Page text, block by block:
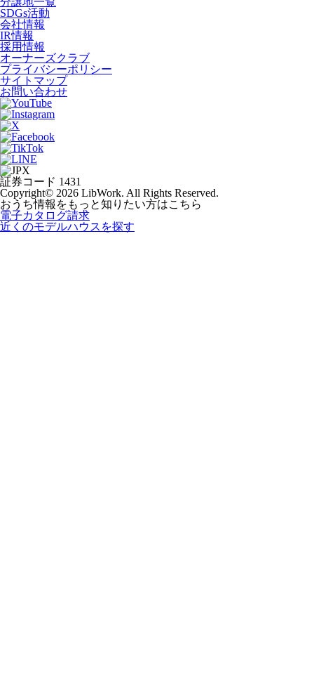
SDGs活動
会社情報
IR情報
採用情報
オーナーズクラブ
プライバシーポリシー
サイトマップ
お問い合わせ
証券コード 1431
Copyright© 2026 LibWork. All Rights Reserved.
おうち情報をもっと知りたい方はこちら
電子カタログ請求
近くのモデルハウスを探す